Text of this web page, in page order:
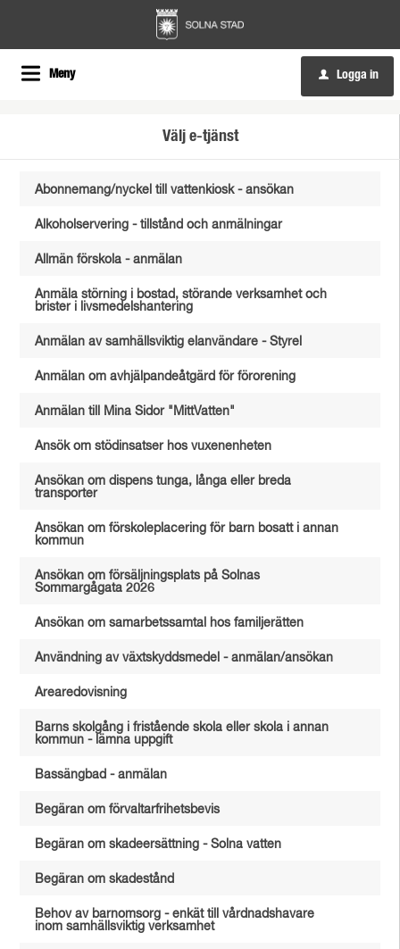
Meny u Logga in
Välj e-tjänst
Abonnemang/nyckel till vattenkiosk - ansökan
Alkoholservering - tillstånd och anmälningar
Allmän förskola - anmälan
Anmäla störning i bostad, störande verksamhet och
brister i livsmedelshantering
Anmälan av samhällsviktig elanvändare - Styrel
Anmälan om avhjälpandeåtgärd för förorening
Anmälan till Mina Sidor "MittVatten"
Ansök om stödinsatser hos vuxenenheten
Ansökan om dispens tunga, långa eller breda
transporter
Ansökan om förskoleplacering för barn bosatt i annan
kommun
Ansökan om försäljningsplats på Solnas
Sommargågata 2026
Ansökan om samarbetssamtal hos familjerätten
Användning av växtskyddsmedel - anmälan/ansökan
Arearedovisning
Barns skolgång i fristående skola eller skola i annan
kommun - lämna uppgift
Bassängbad - anmälan
Begäran om förvaltarfrihetsbevis
Begäran om skadeersättning - Solna vatten
Begäran om skadestånd
Behov av barnomsorg - enkät till vårdnadshavare
inom samhällsviktig verksamhet